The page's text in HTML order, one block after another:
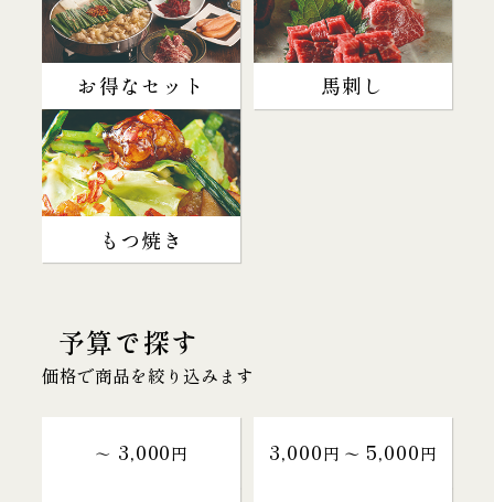
お得なセット 馬刺し
もつ焼き
予算で探す
価格で商品を絞り込みます
～ 3,000円 3,000円 〜 5,000円